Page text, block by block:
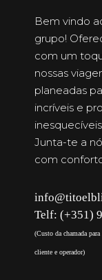
Bem vindo
grupo!
com um
nossas
planeadas
incríveis e
Junta-te a
com
Telf: (+351)
(Custo da chamada
cliente e operador)